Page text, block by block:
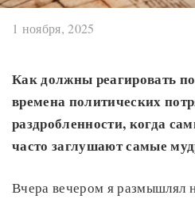
1 ноября, 2025
Как должны реагировать
времена политических
раздробленности, когда
часто заглушают самые
Вчера вечером я размышлял